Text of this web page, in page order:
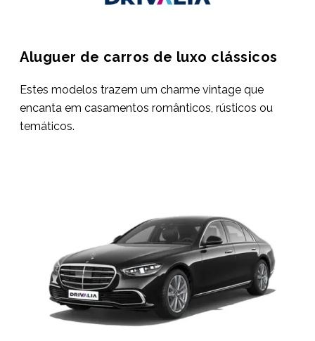
Aluguer de carros de luxo clássicos
Estes modelos trazem um charme vintage que
encanta em casamentos românticos, rústicos ou
temáticos.